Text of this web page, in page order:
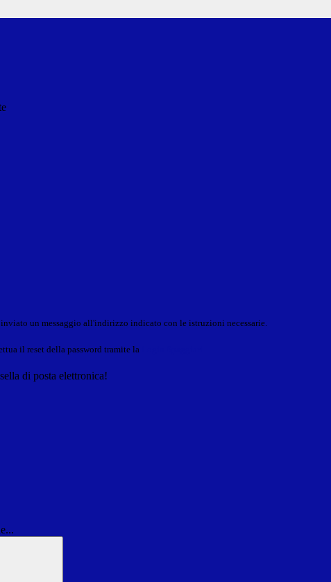
inviato un messaggio all'indirizzo indicato con le istruzioni necessarie.
il reset della password tramite la
di posta elettronica!